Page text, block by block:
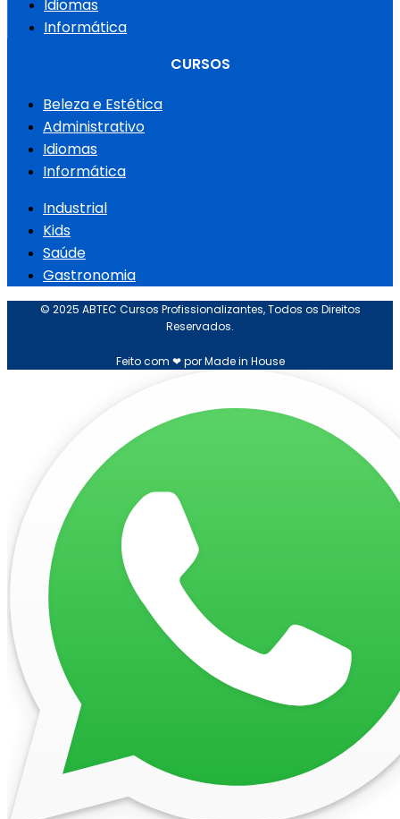
Idiomas
Informática
CURSOS
Beleza e Estética
Administrativo
Idiomas
Informática
Industrial
Kids
Saúde
Gastronomia
© 2025 ABTEC Cursos Profissionalizantes, Todos os Direitos
Reservados.
Feito com ❤ por Made in House